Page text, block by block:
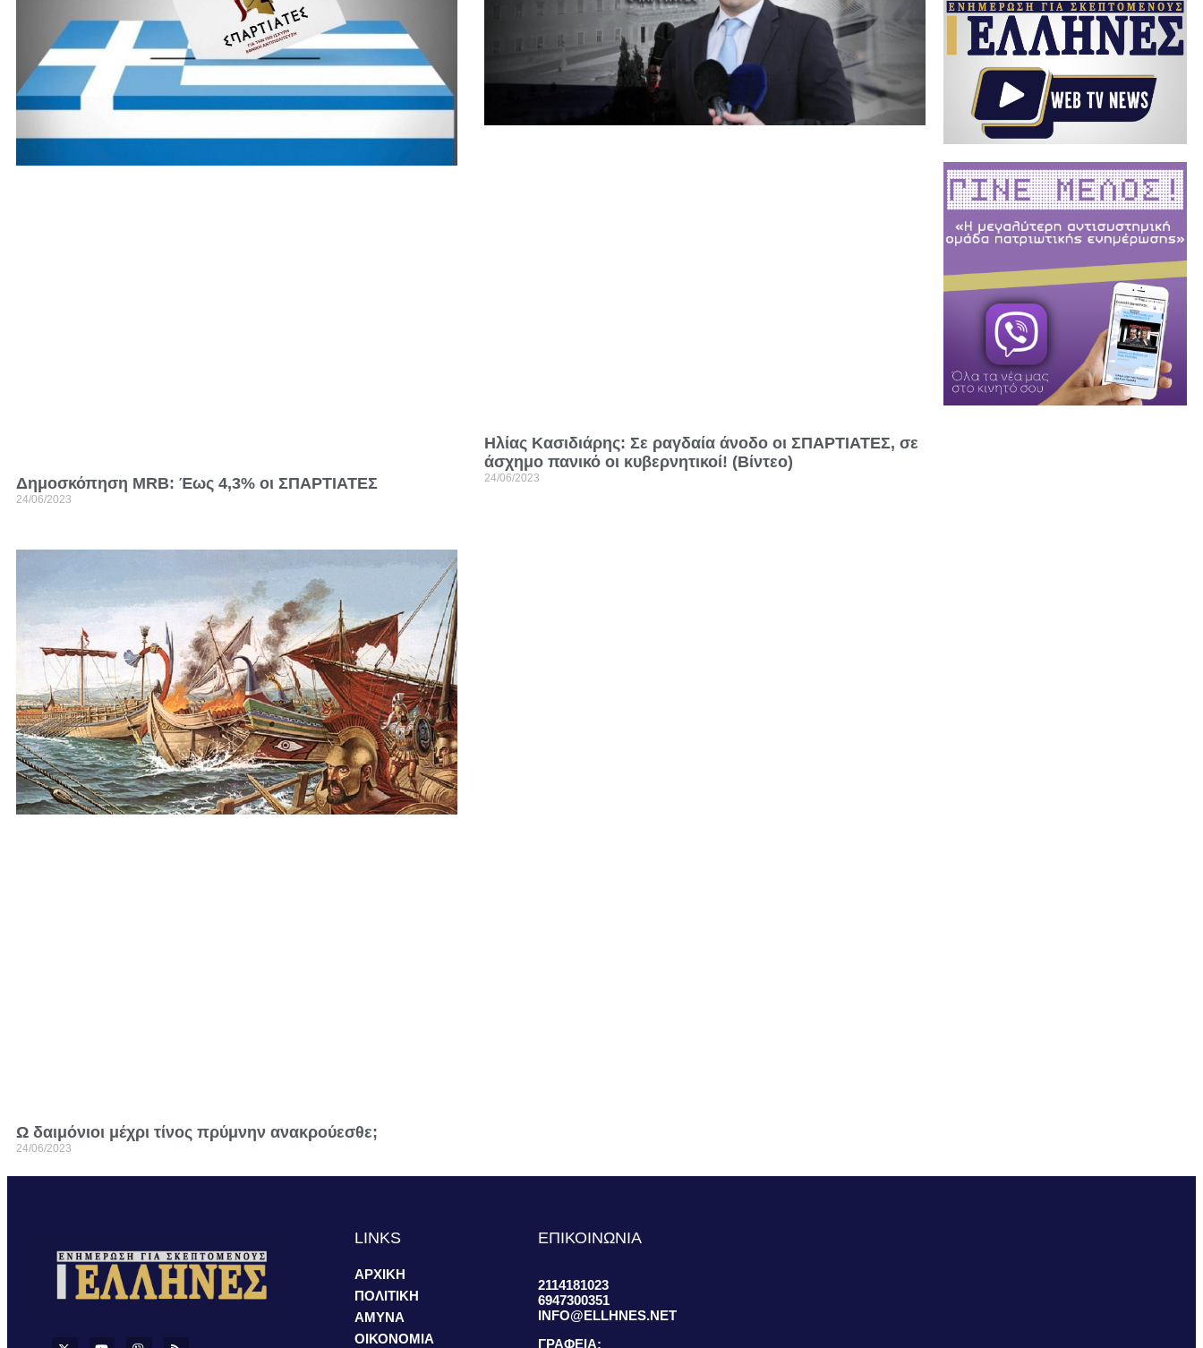
Δημοσκόπηση MRB: Έως 4,3% οι ΣΠΑΡΤΙΑΤΕΣ
24/06/2023
Ηλίας Κασιδιάρης: Σε ραγδαία άνοδο οι ΣΠΑΡΤΙΑΤΕΣ, σε
άσχημο πανικό οι κυβερνητικοί! (Βίντεο)
24/06/2023
Ω δαιμόνιοι μέχρι τίνος πρύμνην ανακρούεσθε;
24/06/2023
LINKS
ΑΡΧΙΚΗ
ΠΟΛΙΤΙΚΗ
ΑΜΥΝΑ
ΟΙΚΟΝΟΜΙΑ
ΕΠΙΚΟΙΝΩΝΙΑ
2114181023
6947300351
INFO@ELLHNES.NET
ΓΡΑΦΕΙΑ: